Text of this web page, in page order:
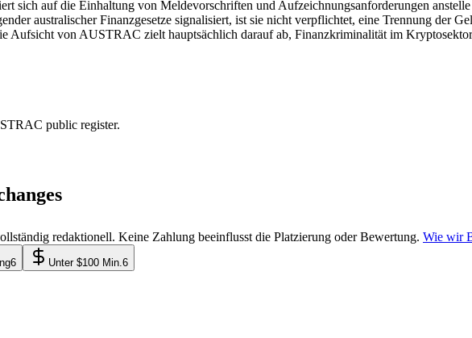
sich auf die Einhaltung von Meldevorschriften und Aufzeichnungsanforderungen
australischer Finanzgesetze signalisiert, ist sie nicht verpflichtet, eine Trennung der
Aufsicht von AUSTRAC zielt hauptsächlich darauf ab, Finanzkriminalität im
public register.
redaktionell. Keine Zahlung beeinflusst die Platzierung oder Bewertung. Wie wir
6 Unter $100 Min. 6